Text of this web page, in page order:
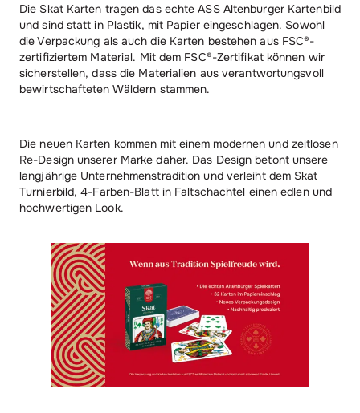
Die Skat Karten tragen das echte ASS Altenburger Kartenbild
und sind statt in Plastik, mit Papier eingeschlagen. Sowohl
die Verpackung als auch die Karten bestehen aus FSC®-
zertifiziertem Material. Mit dem FSC®-Zertifikat können wir
sicherstellen, dass die Materialien aus verantwortungsvoll
bewirtschafteten Wäldern stammen.
Die neuen Karten kommen mit einem modernen und zeitlosen
Re-Design unserer Marke daher. Das Design betont unsere
langjährige Unternehmenstradition und verleiht dem Skat
Turnierbild, 4-Farben-Blatt in Faltschachtel einen edlen und
hochwertigen Look.